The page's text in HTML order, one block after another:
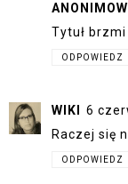
Tytuł
ODPOWIEDZ
WIKI
6
Raczej się
ODPOWIEDZ